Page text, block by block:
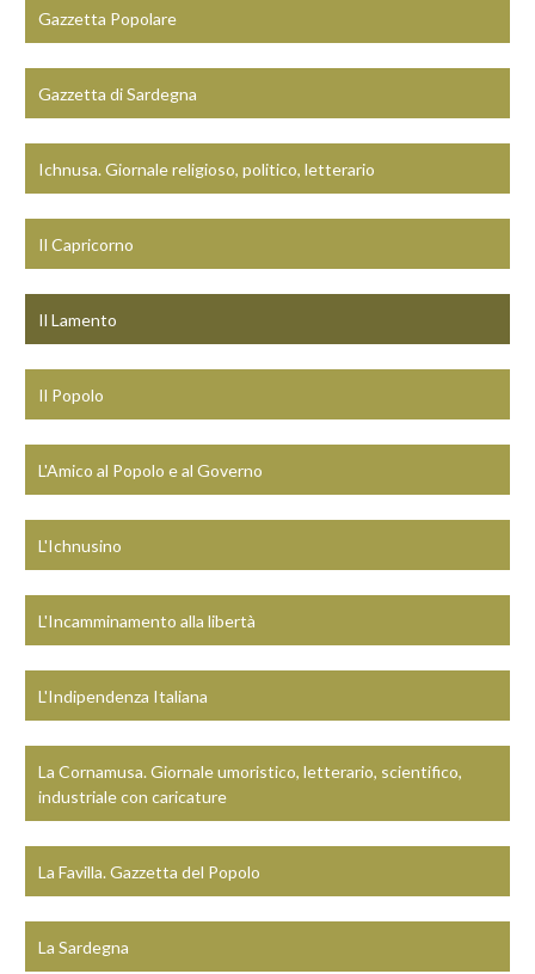
Gazzetta Popolare
Gazzetta di Sardegna
Ichnusa. Giornale religioso, politico, letterario
Il Capricorno
Il Lamento
Il Popolo
L'Amico al Popolo e al Governo
L'Ichnusino
L'Incamminamento alla libertà
L'Indipendenza Italiana
La Cornamusa. Giornale umoristico, letterario, scientifico,
industriale con caricature
La Favilla. Gazzetta del Popolo
La Sardegna